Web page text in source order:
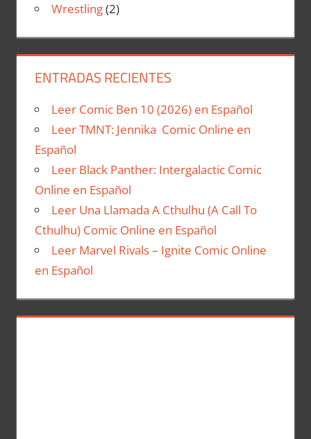
Wrestling(2)
ENTRADAS RECIENTES
Leer Comic Ben 10 (2026) en Español
Leer TMNT: Jennika Comic Online en
Español
Leer Black Panther: Intergalactic Comic
Online en Español
Leer Una Llamada A Cthulhu (A Call To
Cthulhu) Comic Online en Español
Leer Marvel Rivals – Ignite Comic Online
en Español